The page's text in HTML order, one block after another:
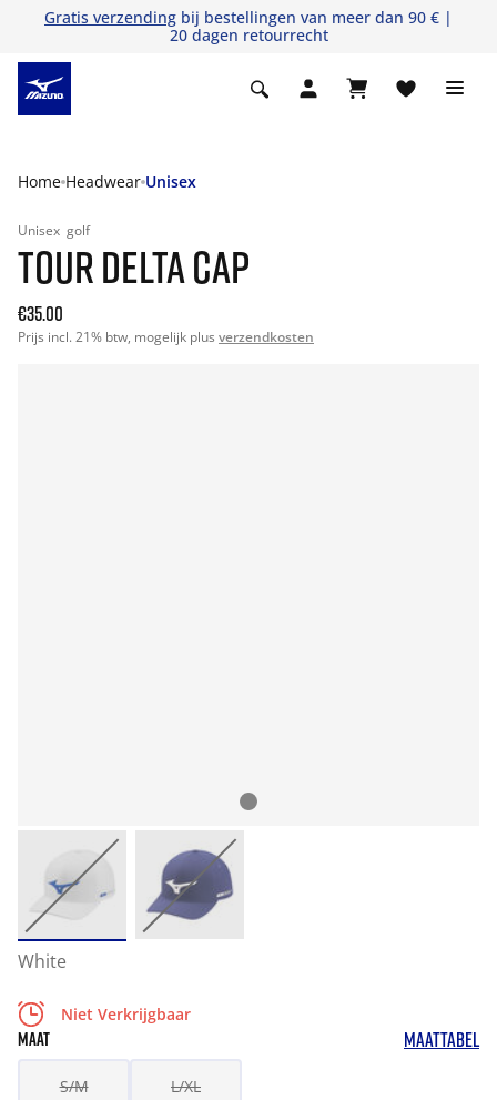
Gratis verzending bij bestellingen van meer dan 90 € |
20 dagen retourrecht
Home Headwear Unisex
Unisex golf
TOUR DELTA CAP
€35.00
Prijs incl. 21% btw, mogelijk plus verzendkosten
White
Niet Verkrijgbaar
MAAT MAATTABEL
S/M L/XL